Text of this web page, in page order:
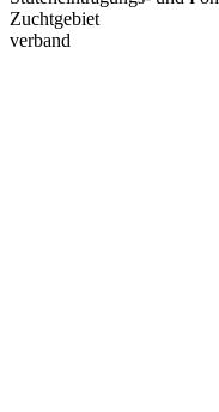
Zuchtgebiet
verband